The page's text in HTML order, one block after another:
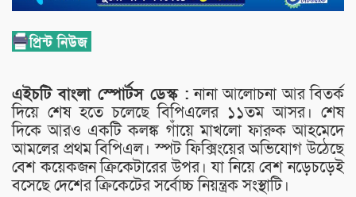
এইচটি বাংলা স্পোর্টস ডেস্ক :নানা আলোচনা আর বিতর্ক
দিয়ে শেষ হতে চলেছে বিপিএলের ১১তম আসর। শেষ
দিকে আরও একটি কলঙ্ক গাঁয়ে মাখলো ফারুক আহমেদে
আমলের প্রথম বিপিএল। স্পট ফিক্সিংয়ের অভিযোগ উঠেছে
বেশ কয়েকজন ক্রিকেটারের উপর। যা নিয়ে বেশ নড়েচড়েই
বসেছে দেশের ক্রিকেটের সর্বোচ্চ নিয়ন্ত্রক সংস্থাটি।